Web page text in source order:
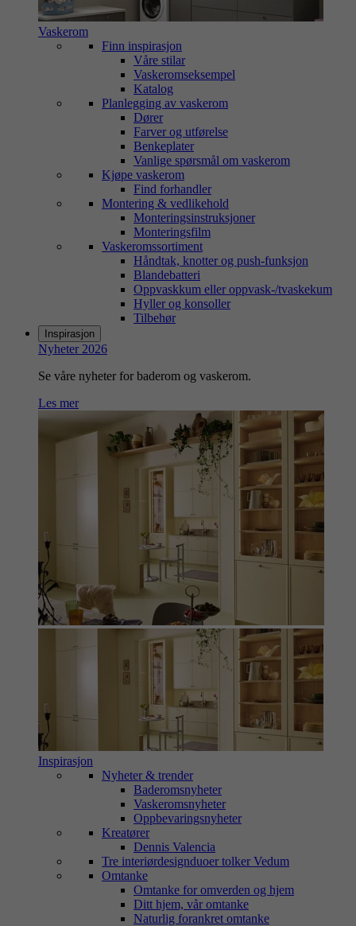
Vaskerom
Finn inspirasjon
Våre stilar
Vaskeromseksempel
Katalog
Planlegging av vaskerom
Dører
Farver og utførelse
Benkeplater
Vanlige spørsmål om vaskerom
Kjøpe vaskerom
Find forhandler
Montering & vedlikehold
Monteringsinstruksjoner
Monteringsfilm
Vaskeromssortiment
Håndtak, knotter og push-funksjon
Blandebatteri
Oppvaskkum eller oppvask-/tvaskekum
Hyller og konsoller
Tilbehør
Inspirasjon
Nyheter 2026
Se våre nyheter for baderom og vaskerom.
Les mer
Inspirasjon
Nyheter & trender
Baderomsnyheter
Vaskeromsnyheter
Oppbevaringsnyheter
Kreatører
Dennis Valencia
Tre interiørdesignduoer tolker Vedum
Omtanke
Omtanke for omverden og hjem
Ditt hjem, vår omtanke
Naturlig forankret omtanke